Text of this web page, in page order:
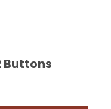
Buttons